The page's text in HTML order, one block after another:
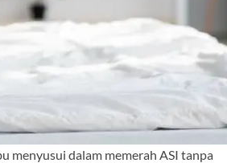
menyusui dalam memerah ASI tanpa